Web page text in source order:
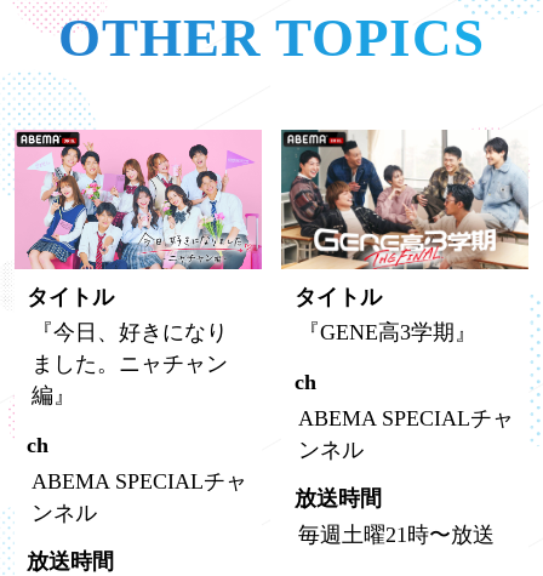
OTHER TOPICS
タイトル
『今日、好きになり
ました。ニャチャン
編』
ch
ABEMA SPECIALチャ
ンネル
放送時間
タイトル
『GENE高3学期』
ch
ABEMA SPECIALチャ
ンネル
放送時間
毎週土曜21時〜放送